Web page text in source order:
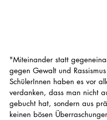
"Miteinander statt
gegen Gewalt und
SchülerInnen haben es vor
verdanken, dass man nicht
gebucht hat, sondern aus
keinen bösen